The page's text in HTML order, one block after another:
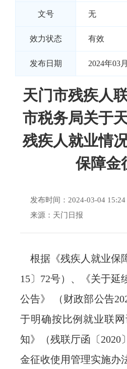
文号 无
效力状态 有效
发布日期 2024年03
天门市残疾人
市税务局关于
残疾人就业情
保障金
发布时间：2024-03-04 15:24
来源：天门日报
根据《残疾人就业保
15〕72号）、《关于延
公告》 （财政部公告
于明确按比例就业联
知》（残联厅函〔2020
金征收使用管理实施办